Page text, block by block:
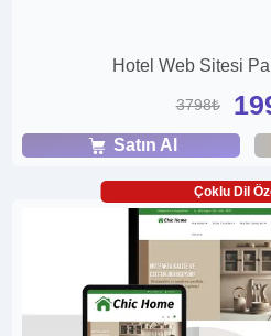
Hotel Web Sitesi
3798₺
Satın Al
Çoklu Dil